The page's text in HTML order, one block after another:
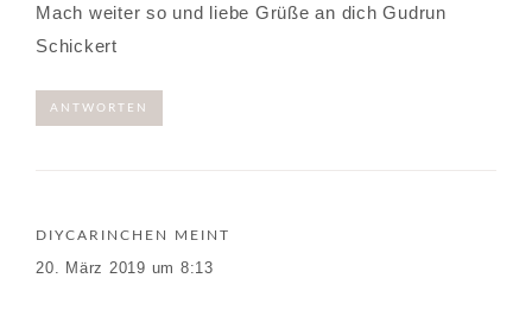
Mach weiter so und liebe Grüße an dich Gudrun
Schickert
ANTWORTEN
DIYCARINCHEN MEINT
20. März 2019 um 8:13